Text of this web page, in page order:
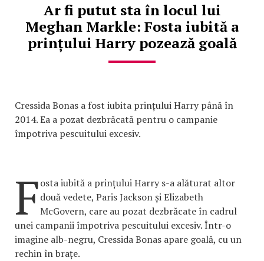
Ar fi putut sta în locul lui
Meghan Markle: Fosta iubită a
prințului Harry pozează goală
Cressida Bonas a fost iubita prințului Harry până în
2014. Ea a pozat dezbrăcată pentru o campanie
împotriva pescuitului excesiv.
Fosta iubită a prințului Harry s-a alăturat altor
două vedete, Paris Jackson și Elizabeth
McGovern, care au pozat dezbrăcate în cadrul
unei campanii împotriva pescuitului excesiv. Într-o
imagine alb-negru, Cressida Bonas apare goală, cu un
rechin în brațe.